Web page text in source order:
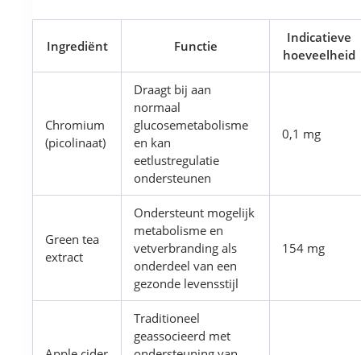
Ingrediënt Functie
Indicatieve
hoeveelheid
Chromium
(picolinaat)
Draagt bij aan
normaal
glucosemetabolisme
en kan
eetlustregulatie
ondersteunen
0,1 mg
Green tea
extract
Ondersteunt mogelijk
metabolisme en
vetverbranding als
onderdeel van een
gezonde levensstijl
154 mg
Traditioneel
geassocieerd met